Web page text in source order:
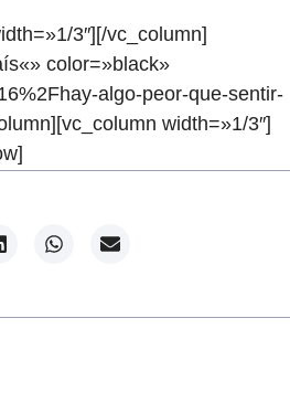
3″][/vc_column]
color=»black»
algo-peor-que-sentir-
width=»1/3″]